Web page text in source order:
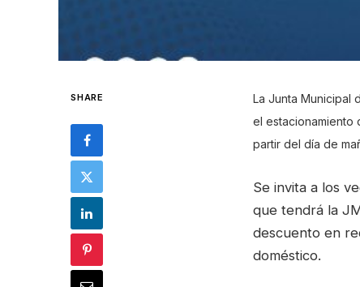
SHARE
La Junta Municipal
el estacionamiento
partir del día de
Se invita a los
que tendrá la
descuento en
doméstico.